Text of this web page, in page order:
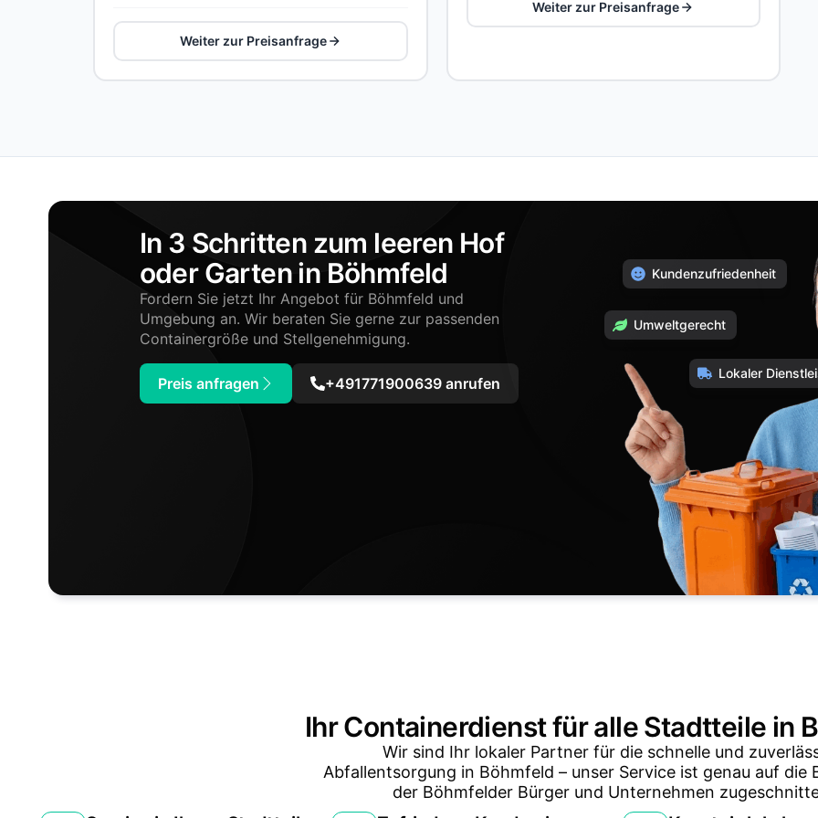
Weiter zur Preisanfrage
Weiter zur Preisanfrage
In 3 Schritten zum leeren Hof
oder Garten in Böhmfeld
Fordern Sie jetzt Ihr Angebot für Böhmfeld und
Umgebung an. Wir beraten Sie gerne zur passenden
Containergröße und Stellgenehmigung.
Preis anfragen +491771900639 anrufen
Kundenzufriedenheit
Umweltgerecht
Lokaler
Ihr Containerdienst für alle Stadtteile in
Wir sind Ihr lokaler Partner für die schnelle und
Abfallentsorgung in Böhmfeld – unser Service ist genau auf die
der Böhmfelder Bürger und Unternehmen